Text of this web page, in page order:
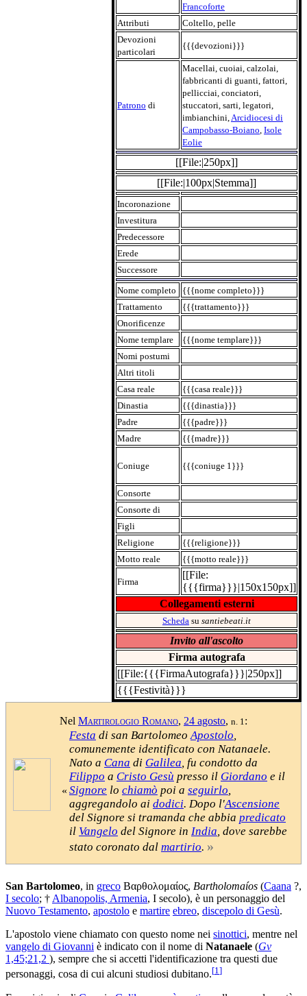
Francoforte
Attributi
Coltello, pelle
Devozioni
particolari
{{{devozioni}}}
Patrono di
Macellai, cuoiai, calzolai,
fabbricanti di guanti, fattori,
pellicciai, conciatori,
stuccatori, sarti, legatori,
imbianchini, Arcidiocesi di
Campobasso-Boiano Isole
Eolie
[[File:|250px]]
[[File:|100px|Stemma]]
Incoronazione
Investitura
Predecessore
Erede
Successore
Nome completo
{{{nome completo}}}
Trattamento
{{{trattamento}}}
Onorificenze
Nome templare
{{{nome templare}}}
Nomi postumi
Altri titoli
Casa reale
{{{casa reale}}}
Dinastia
{{{dinastia}}}
Padre
{{{padre}}}
Madre
{{{madre}}}
Coniuge {{{coniuge 1}}}
Consorte
Consorte di
Figli
Religione
{{{religione}}}
Motto reale
{{{motto reale}}}
Firma
[[File:
{{{firma}}}|150x150px]]
Collegamenti esterni
Scheda su santiebeati.it
Invito all'ascolto
Firma autografa
[[File:{{{FirmaAutografa}}}|250px]]
{{{Festività}}}
Nel Martirologio Romano, 24 agosto, n. 1 :
«
Festa di san Bartolomeo Apostolo
comunemente identificato con Natanaele.
Nato a Cana di Galilea , fu condotto da
Filippo a Cristo Gesù presso il Giordano e il
Signore lo chiamò poi a seguirlo
aggregandolo ai dodici. Dopo l'Ascensione
del Signore si tramanda che abbia predicato
il Vangelo del Signore in India , dove sarebbe
stato coronato dal martirio. »
San Bartolomeo, in greco Βαρθολομαίος, Bartholomaíos (Caana ?,
I secolo; † Albanopolis, Armenia, I secolo), è un personaggio del
Nuovo Testamento, apostolo e martire ebreo, discepolo di Gesù.
L'apostolo viene chiamato con questo nome nei sinottici, mentre nel
vangelo di Giovanni è indicato con il nome di Natanaele (Gv
1,45;21,2 ), sempre che si accetti l'identificazione tra questi due
personaggi, cosa di cui alcuni studiosi dubitano.[1]